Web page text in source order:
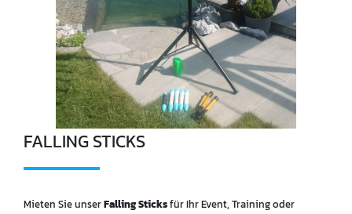
FALLING STICKS
Mieten Sie unserFalling Sticksfür Ihr Event, Training oder